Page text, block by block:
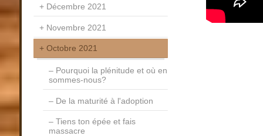
Décembre 2021
Novembre 2021
Octobre 2021
Pourquoi la plénitude et où en
sommes-nous?
De la maturité à l'adoption
Tiens ton épée et fais
massacre